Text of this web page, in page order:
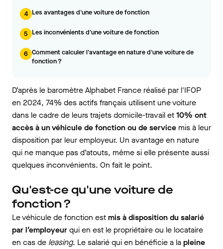
4 Les avantages d'une voiture de fonction
5 Les inconvénients d'une voiture de fonction
6 Comment calculer l'avantage en nature d'une voiture de
fonction ?
D’après le baromètre Alphabet France réalisé par l'IFOP
en 2024, 74% des actifs français utilisent une voiture
dans le cadre de leurs trajets domicile-travail et10% ont
accès à un véhicule de fonction ou de service mis à leur
disposition par leur employeur. Un avantage en nature
qui ne manque pas d’atouts, même si elle présente aussi
quelques inconvénients. On fait le point.
Qu'est-ce qu'une voiture de
fonction ?
Le véhicule de fonction estmis à disposition du salarié
par l’employeurqui en est le propriétaire ou le locataire
en cas de leasing. Le salarié qui en bénéficie a lapleine